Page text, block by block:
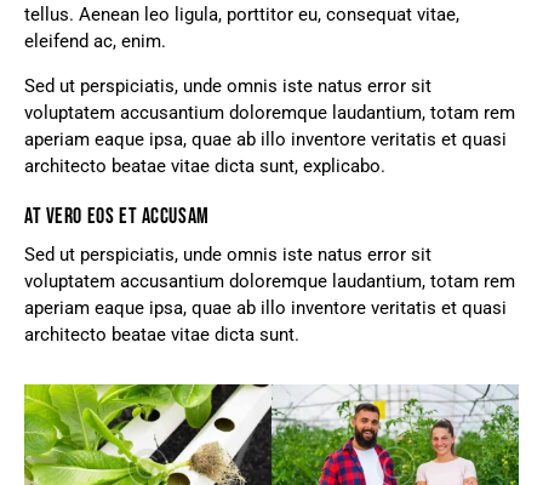
tellus. Aenean leo ligula, porttitor eu, consequat vitae,
eleifend ac, enim.
Sed ut perspiciatis, unde omnis iste natus error sit
voluptatem accusantium doloremque laudantium, totam rem
aperiam eaque ipsa, quae ab illo inventore veritatis et quasi
architecto beatae vitae dicta sunt, explicabo.
AT VERO EOS ET ACCUSAM
Sed ut perspiciatis, unde omnis iste natus error sit
voluptatem accusantium doloremque laudantium, totam rem
aperiam eaque ipsa, quae ab illo inventore veritatis et quasi
architecto beatae vitae dicta sunt.